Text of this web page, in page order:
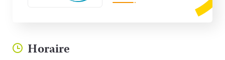
Horaire